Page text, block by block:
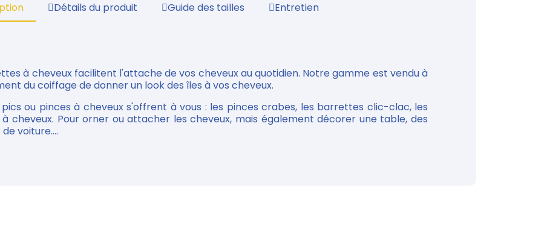
Détails du produit Guide des tailles Entretien
à cheveux facilitent l'attache de vos cheveux au quotidien. Notre gamme est vendu à
du coiffage de donner un look des îles à vos cheveux.
ou pinces à cheveux s'offrent à vous : les pinces crabes, les barrettes clic-clac, les
cheveux. Pour orner ou attacher les cheveux, mais également décorer une table, des
voiture....